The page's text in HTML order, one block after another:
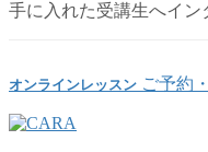
手に入れた受講生へイン
オンラインレッスン ご予約